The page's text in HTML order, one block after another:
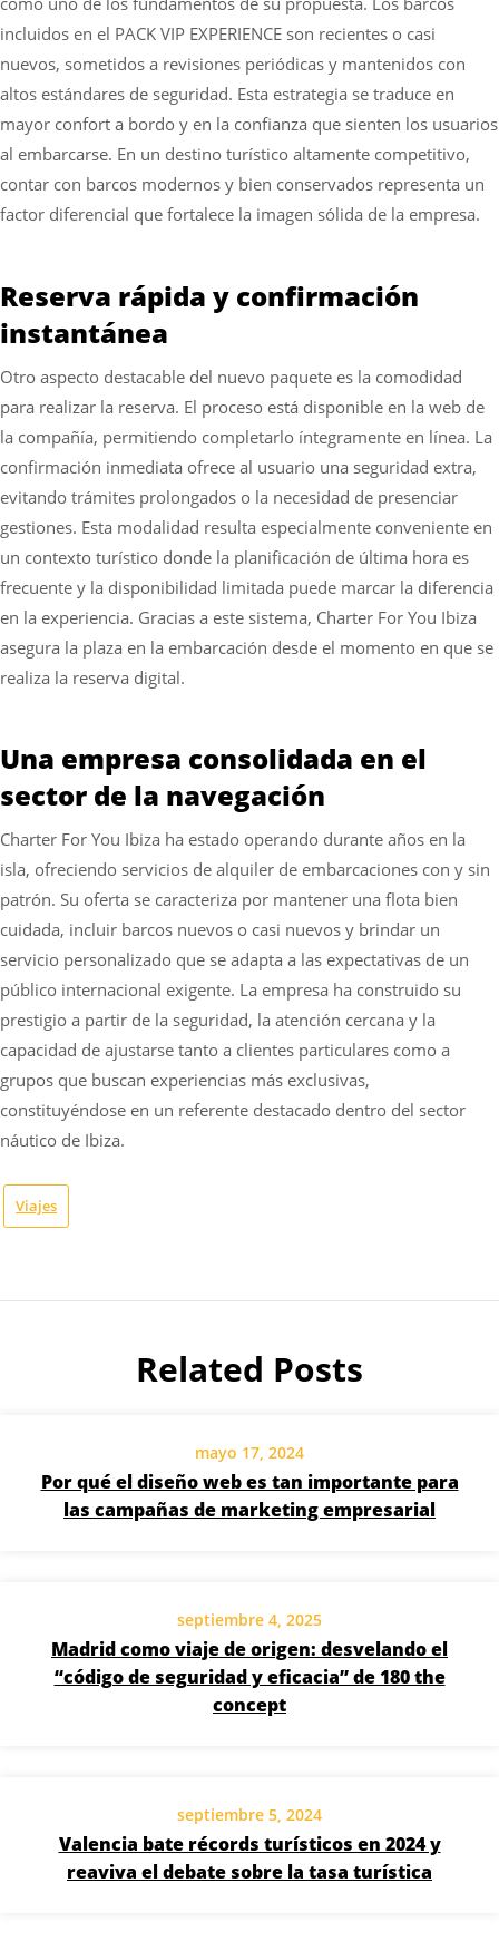
incluidos en el PACK VIP EXPERIENCE son recientes o casi
nuevos, sometidos a revisiones periódicas y mantenidos con
altos estándares de seguridad. Esta estrategia se traduce en
mayor confort a bordo y en la confianza que sienten los usuarios
al embarcarse. En un destino turístico altamente competitivo,
contar con barcos modernos y bien conservados representa un
factor diferencial que fortalece la imagen sólida de la empresa.
Reserva rápida y confirmación
instantánea
Otro aspecto destacable del nuevo paquete es la comodidad
para realizar la reserva. El proceso está disponible en la web de
la compañía, permitiendo completarlo íntegramente en línea. La
confirmación inmediata ofrece al usuario una seguridad extra,
evitando trámites prolongados o la necesidad de presenciar
gestiones. Esta modalidad resulta especialmente conveniente en
un contexto turístico donde la planificación de última hora es
frecuente y la disponibilidad limitada puede marcar la diferencia
en la experiencia. Gracias a este sistema, Charter For You Ibiza
asegura la plaza en la embarcación desde el momento en que se
realiza la reserva digital.
Una empresa consolidada en el
sector de la navegación
Charter For You Ibiza ha estado operando durante años en la
isla, ofreciendo servicios de alquiler de embarcaciones con y sin
patrón. Su oferta se caracteriza por mantener una flota bien
cuidada, incluir barcos nuevos o casi nuevos y brindar un
servicio personalizado que se adapta a las expectativas de un
público internacional exigente. La empresa ha construido su
prestigio a partir de la seguridad, la atención cercana y la
capacidad de ajustarse tanto a clientes particulares como a
grupos que buscan experiencias más exclusivas,
constituyéndose en un referente destacado dentro del sector
náutico de Ibiza.
Viajes
Related Posts
mayo 17, 2024
Por qué el diseño web es tan importante para
las campañas de marketing empresarial
septiembre 4, 2025
Madrid como viaje de origen: desvelando el
“código de seguridad y eficacia” de 180 the
concept
septiembre 5, 2024
Valencia bate récords turísticos en 2024 y
reaviva el debate sobre la tasa turística